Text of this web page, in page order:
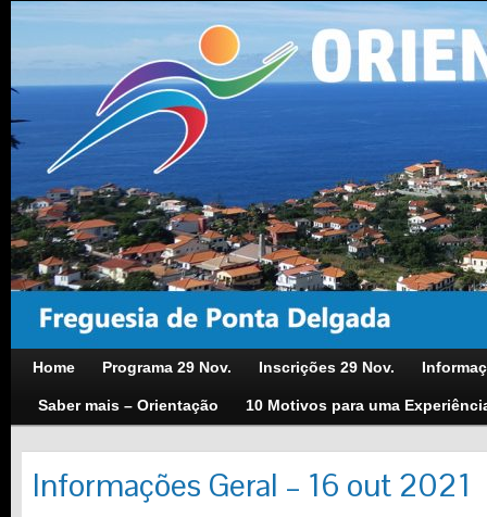
Home Programa 29 Nov. Inscrições 29 Nov.
Saber mais – Orientação 10 Motivos para uma
Informações Geral – 16 out 2021